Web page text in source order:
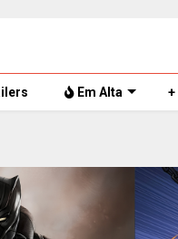
Em Alta +